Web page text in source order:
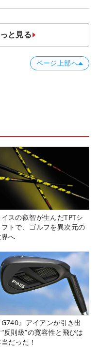
と見る
ページ上部へ
スの叡智が生んだTPTシ
フトで、ゴルフを異次元の
へ
G740』アイアンが引き出
反則級”の寛容性と飛びは
だった！